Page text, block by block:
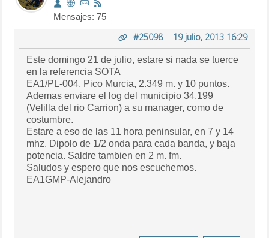
Mensajes: 75
#25098- 19 julio, 2013 16:29
Este domingo 21 de julio, estare si nada se tuerce
en la referencia SOTA
EA1/PL-004, Pico Murcia, 2.349 m. y 10 puntos.
Ademas enviare el log del municipio 34.199
(Velilla del rio Carrion) a su manager, como de
costumbre.
Estare a eso de las 11 hora peninsular, en 7 y 14
mhz. Dipolo de 1/2 onda para cada banda, y baja
potencia. Saldre tambien en 2 m. fm.
Saludos y espero que nos escuchemos.
EA1GMP-Alejandro